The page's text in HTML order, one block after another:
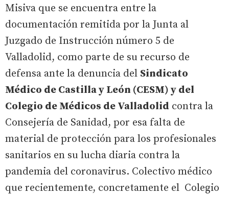
Misiva que se encuentra entre la
documentación remitida por la Junta al
Juzgado de Instrucción número 5 de
Valladolid, como parte de su recurso de
defensa ante la denuncia del Sindicato
Médico de Castilla y León (CESM) y del
Colegio de Médicos de Valladolid contra la
Consejería de Sanidad, por esa falta de
material de protección para los profesionales
sanitarios en su lucha diaria contra la
pandemia del coronavirus. Colectivo médico
que recientemente, concretamente el Colegio